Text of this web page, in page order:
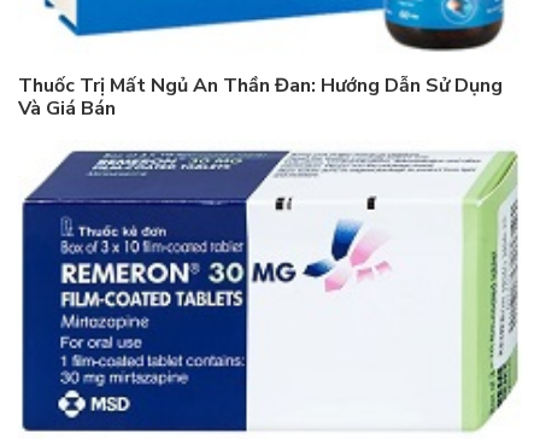
Thuốc Trị Mất Ngủ An Thần Đan: Hướng Dẫn Sử Dụng
Và Giá Bán